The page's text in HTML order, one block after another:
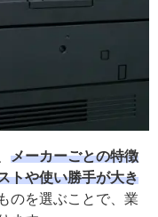
メーカーごとの特徴
トや使い勝手が大き
のを選ぶことで、業